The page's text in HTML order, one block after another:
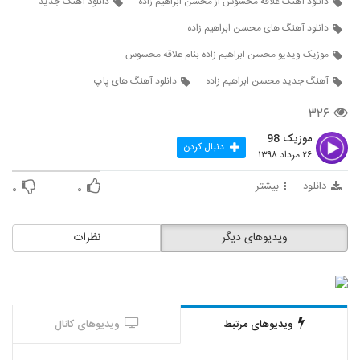
5694
Javad Shaygan Harfaye Bachegoone
۲۴۰ بازدید
5696
دانلود آهنگ جدید و زیبای بهادر طوافچیان با
Shahriar Khatoone Man)
موزیک زیبای جان جانان از امیرحسین
دانلود آهنگ های محسن ابراهیم زاده
موزیک ویدیو محسن ابراهیم زاده بنام علاقه محسوس
آهنگ جدید محسن ابراهیم زاده
دانلود آهنگ های پاپ
۳۲۶
موزیک 98
۲۶ مرداد ۱۳۹۸ دنبال کردن
دانلود بیشتر ۰ ۰
نظرات ویدیوهای دیگر
ویدیوهای مرتبط ویدیوهای کانال